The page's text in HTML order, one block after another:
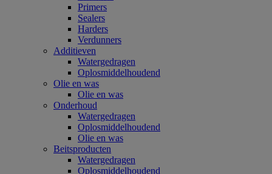
Primers
Sealers
Harders
Verdunners
Additieven
Watergedragen
Oplosmiddelhoudend
Olie en was
Olie en was
Onderhoud
Watergedragen
Oplosmiddelhoudend
Olie en was
Beitsproducten
Watergedragen
Oplosmiddelhoudend